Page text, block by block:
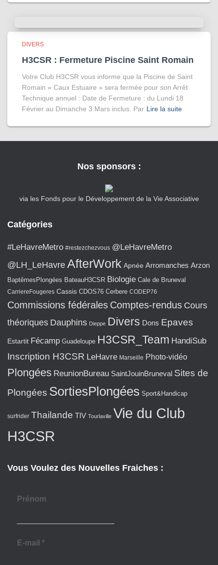
DIVERS
H3CSR : Fermeture Piscine Saint Romain
Votre Club H3CSR vous informe que la Piscine de Saint
Romain « Caux Estuaire » sera fermée pour son Arrêt
Technique annuel : Date de Fermeture : du Lundi 18
Février au Dimanche 3 Mars inclus. Par Lire la suite
Nos sponsors :
via les Fonds pour le Développement de la Vie Associative
Catégories
#LeHavreMetro #restezchezvous @LeHavreMetro
@LH_LeHavre AfterWork Apnée Arromanches Arzon
BaptêmesPlongées BateauH3CSR Biologie Cale de Bruneval
CarriereFougeres Cassis CDOS76 Cerbere CODEP76
Commissions fédérales Comptes-rendus Cours
théoriques Dauphins Dieppe Divers Dons Epaves
Estartit Fécamp Guadeloupe H3CSR_Team HandiSub
Inscription H3CSR LeHavre Marseille Photo-vidéo
Plongées ReunionBureau SaintJouinBruneval Sites de
Plongées SortiesPlongées Sport&Handicap
surfrider Thailande TIV Tourlaville Vie du Club
H3CSR
Vous Voulez des Nouvelles Fraiches :
Prénom
E-mail *